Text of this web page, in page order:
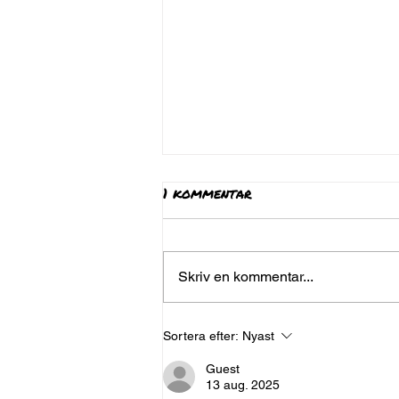
Idea Talks – Att Vända
Motgång Till Framgång
1 kommentar
Skriv en kommentar...
Sortera efter: Nyast
Guest
13 aug. 2025